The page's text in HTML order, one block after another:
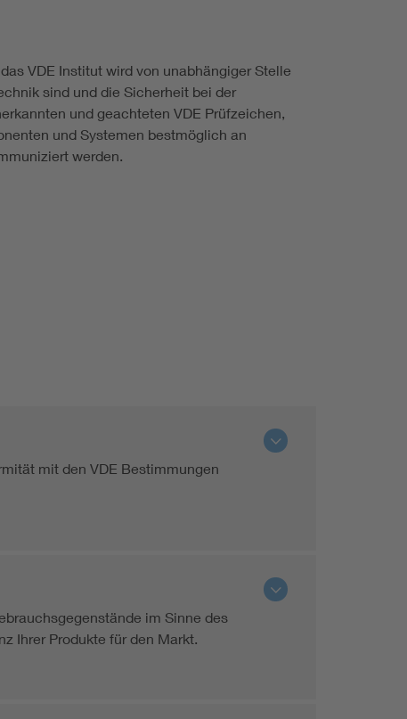
VDE Institut wird von unabhängiger Stelle
sind und die Sicherheit bei der
und geachteten VDE Prüfzeichen,
und Systemen bestmöglich an
werden.
mit den VDE Bestimmungen
im Sinne des
Ihrer Produkte für den Markt.